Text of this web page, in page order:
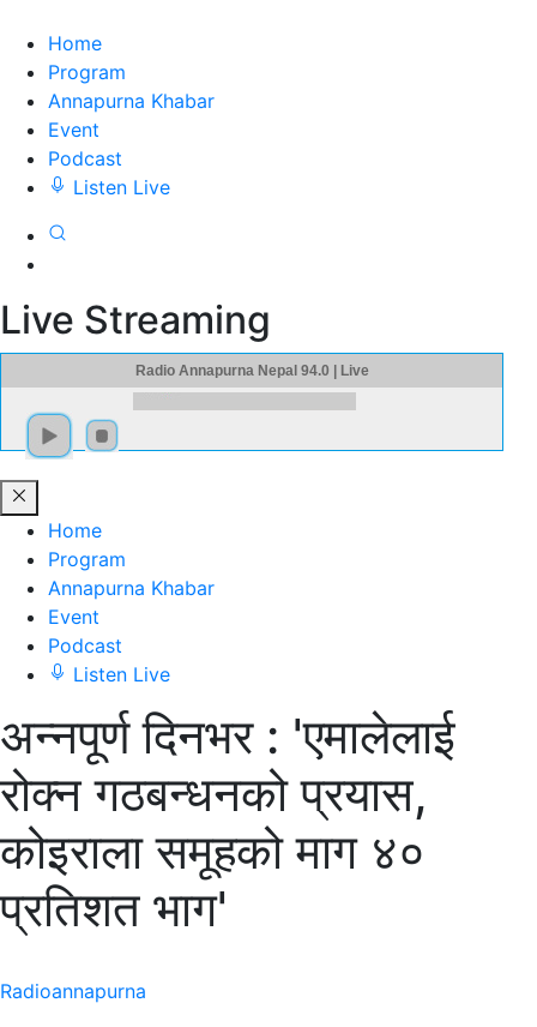
Home
Program
Annapurna Khabar
Event
Podcast
Listen Live
Live Streaming
Radio Annapurna Nepal 94.0 | Live
Home
Program
Annapurna Khabar
Event
Podcast
Listen Live
अन्नपूर्ण दिनभर : 'एमालेलाई
रोक्न गठबन्धनको प्रयास,
कोइराला समूहको माग ४०
प्रतिशत भाग'
Radioannapurna